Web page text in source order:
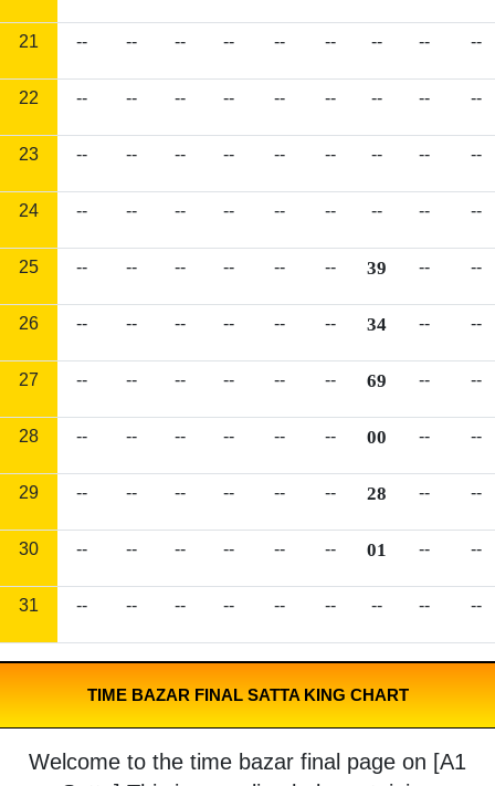
21 -- -- -- -- -- -- -- -- --
22 -- -- -- -- -- -- -- -- --
23 -- -- -- -- -- -- -- -- --
24 -- -- -- -- -- -- -- -- --
25 -- -- -- -- -- -- 39 -- --
26 -- -- -- -- -- -- 34 -- --
27 -- -- -- -- -- -- 69 -- --
28 -- -- -- -- -- -- 00 -- --
29 -- -- -- -- -- -- 28 -- --
30 -- -- -- -- -- -- 01 -- --
31 -- -- -- -- -- -- -- -- --
TIME BAZAR FINAL SATTA KING CHART
Welcome to the time bazar final page on [A1